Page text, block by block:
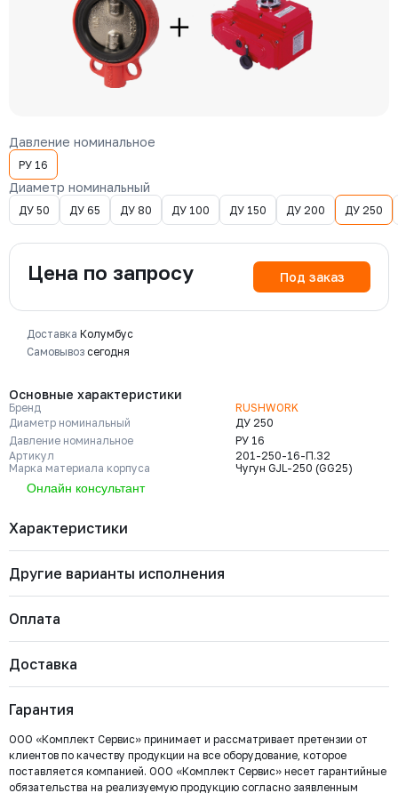
Давление номинальное
РУ 16
Диаметр номинальный
ДУ 50 ДУ 65 ДУ 80 ДУ 100 ДУ 150 ДУ 200 ДУ 250
Основные характеристики
Бренд
RUSHWORK
Диаметр номинальный
ДУ 250
Давление номинальное
РУ 16
Артикул
201-250-16-П.32
Марка материала корпуса
Чугун GJL-250 (GG25)
Онлайн консультант
Цена по запросу Под заказ
Доставка Колумбус
Самовывоз сегодня
Характеристики
Бренд
Диаметр номинальный
ДУ 250
Артикул
запирающего элемента
Страна
Сфера
Системы пожаротушения; Общепромышленное
Тип присоединения
Тип арматуры
Затвор дисковый
Другие варианты исполнения
Давление номинальное
240 613 ₽
201-200-16-П.32
Давление номинальноеДиаметр номинальныйНаличие
Оплата
Важно: Отгрузка товара производится после 100%
оплаты и зачисления средств на расчетный счет
ООО «Комплект Сервис».
Доставка
Гарантия
ООО «Комплект Сервис» принимает и рассматривает претензии от
клиентов по качеству продукции на все оборудование, которое
поставляется компанией. ООО «Комплект Сервис» несет гарантийные
обязательства на реализуемую продукцию согласно заявленным